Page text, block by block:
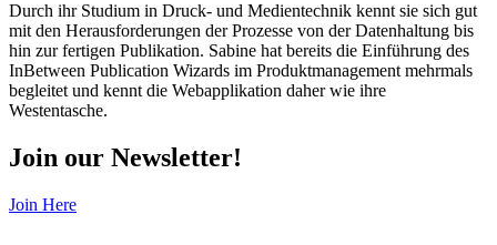
Durch ihr Studium in Druck- und Medientechnik kennt sie sich gut
mit den Herausforderungen der Prozesse von der Datenhaltung bis
hin zur fertigen Publikation. Sabine hat bereits die Einführung des
InBetween Publication Wizards im Produktmanagement mehrmals
begleitet und kennt die Webapplikation daher wie ihre
Westentasche.
Join our Newsletter!
Join Here